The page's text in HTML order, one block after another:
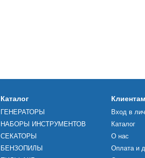
Каталог
ГЕНЕРАТОРЫ
НАБОРЫ ИНСТРУМЕНТОВ
СЕКАТОРЫ
БЕНЗОПИЛЫ
Клиентам
Вход в
Каталог
О нас
Оплата и